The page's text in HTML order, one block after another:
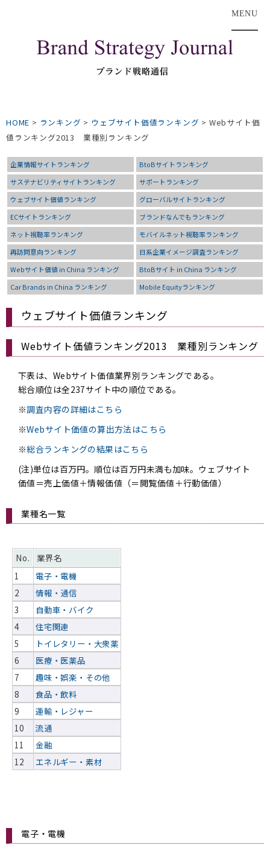
MENU
HOME > ランキング > ウェブサイト価値ランキング > Webサイト価
値ランキング2013 業種別ランキング
企業情報サイトランキング
BtoBサイトランキング
サステナビリティサイトランキング
サポートランキング
ウェブサイト価値ランキング
グローバルサイトランキング
ECサイトランキング
ブランドなんでもランキング
ネット視聴率ランキング
モバイルネット視聴率ランキング
再訪問意向ランキング
日系企業イメージ調査ランキング
Webサイト価値 in China ランキング
BtoBサイト in China ランキング
Car Brands in China ランキング
Mobile Equityランキング
ウェブサイト価値ランキング
Webサイト価値ランキング2013 業種別ランキング
下表は、Webサイト価値業界別ランキングである。
総合順位は全237サイト中の順位である。
※調査内容の詳細はこちら
※Webサイト価値の算出方法はこちら
※総合ランキングの結果はこちら
(注)単位は百万円。順位は百万円未満も加味。ウェブサイト
価値＝売上価値＋情報価値（＝閲覧価値＋行動価値）
業種名一覧
No.
業界名
1
電子・電機
2
情報・通信
3
自動車・バイク
4
住宅関連
5
トイレタリー・大衆薬
6
医療・医薬品
7
趣味・娯楽・その他
8
食品・飲料
9
運輸・レジャー
10
流通
11
金融
12
エネルギー・素材
電子・電機